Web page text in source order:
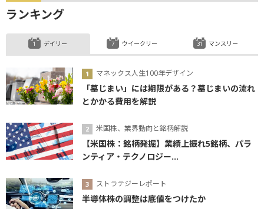
ランキング
デイリー
マネックス人生100年デザイン
「墓じまい」には期限がある？墓じまいの流れ
とかかる費用を解説
米国株、業界動向と銘柄解説
【米国株：銘柄発掘】業績上振れ5銘柄、パラ
ンティア・テクノロジー...
ストラテジーレポート
半導体株の調整は底値をつけたか
ウイークリー マンスリー